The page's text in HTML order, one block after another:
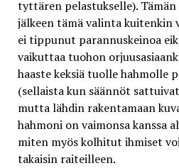
tyttären pelastukselle).
jälkeen tämä valinta kuitenkin
ei tippunut parannuskeinoa
vaikuttaa tuohon
haaste keksiä tuolle hahmolle
(sellaista kun säännöt
mutta lähdin rakentamaan
hahmoni on vaimonsa kanssa
miten myös kolhitut ihmiset
takaisin raiteilleen.